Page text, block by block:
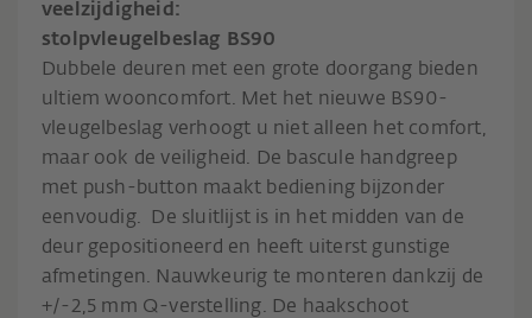
veelzijdigheid:
stolpvleugelbeslag BS90
Dubbele deuren met een grote doorgang bieden
ultiem wooncomfort. Met het nieuwe BS90-
vleugelbeslag verhoogt u niet alleen het comfort,
maar ook de veiligheid. De bascule handgreep
met push-button maakt bediening bijzonder
eenvoudig. De sluitlijst is in het midden van de
deur gepositioneerd en heeft uiterst gunstige
afmetingen. Nauwkeurig te monteren dankzij de
+/-2,5 mm Q-verstelling. De haakschoot